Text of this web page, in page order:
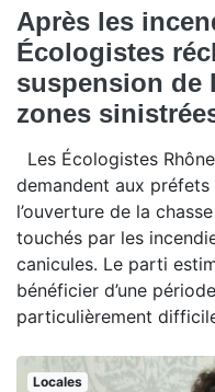
Après les
Écologistes
suspension de
zones
Les Écologistes
demandent aux
l’ouverture de la
touchés par les
canicules. Le parti
bénéficier d’une
particulièrement
Locales